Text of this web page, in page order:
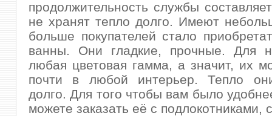
продолжительность службы
не хранят тепло долго. Имеют
больше покупателей стало
ванны. Они гладкие, прочные. Для
любая цветовая гамма, а значит, их
почти в любой интерьер. Тепло
долго. Для того чтобы вам было
можете заказать её с подлокотниками,